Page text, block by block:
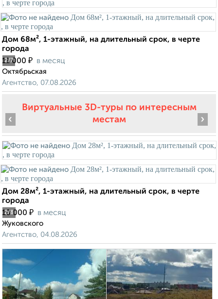
2/7
Дом 68м², 1-этажный, на длительный срок, в черте
города
11 000 ₽ в месяц
Октябрьская
Агентство, 07.08.2026
Виртуальные 3D-туры по интересным
местам
2/8
‹ ›
Дом 28м², 1-этажный, на длительный срок, в черте
города
10 000 ₽ в месяц
Жуковского
Агентство, 04.08.2026